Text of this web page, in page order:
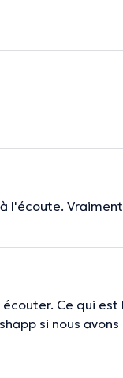
l'écoute.
Ce qui
si nous